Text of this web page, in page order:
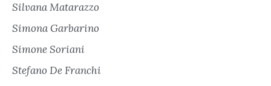
Silvana Matarazzo
Simona Garbarino
Simone Soriani
Stefano De Franchi